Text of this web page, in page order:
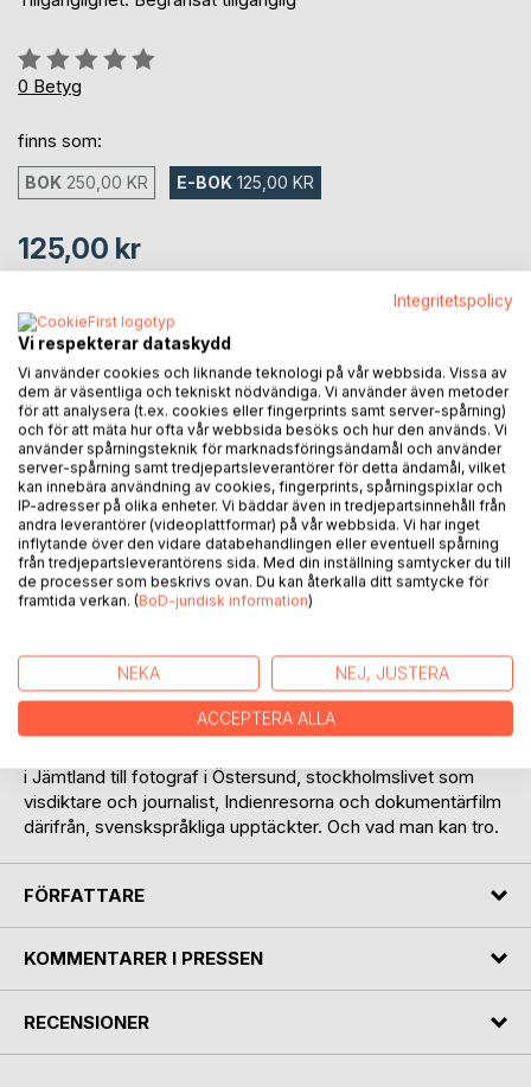
Betyg::
0%
0 Betyg
finns som:
BOK 250,00 KR E-BOK 125,00 KR
125,00 kr
LÄGG I KUNDVAGNEN
Lägg till i kom-ihåglista
Recensera titel
BESKRIVNING
Livsberättelse, indiska erfarenheter, språkfrågor. Det
i Jämtland till fotograf i Östersund, stockholmslivet som
visdiktare och journalist, Indienresorna och dokumentärfilm
därifrån, svenskspråkliga upptäckter. Och vad man kan tro.
FÖRFATTARE
KOMMENTARER I PRESSEN
RECENSIONER
Integritetspolicy
Vi respekterar dataskydd
Vi använder cookies och liknande teknologi på vår webbsida. Vissa av
dem är väsentliga och tekniskt nödvändiga. Vi använder även metoder
för att analysera (t.ex. cookies eller fingerprints samt server-spårning)
och för att mäta hur ofta vår webbsida besöks och hur den används. Vi
använder spårningsteknik för marknadsföringsändamål och använder
server-spårning samt tredjepartsleverantörer för detta ändamål, vilket
kan innebära användning av cookies, fingerprints, spårningspixlar och
IP-adresser på olika enheter. Vi bäddar även in tredjepartsinnehåll från
andra leverantörer (videoplattformar) på vår webbsida. Vi har inget
inflytande över den vidare databehandlingen eller eventuell spårning
från tredjepartsleverantörens sida. Med din inställning samtycker du till
de processer som beskrivs ovan. Du kan återkalla ditt samtycke för
framtida verkan. (BoD-juridisk information)
NEKA NEJ, JUSTERA
ACCEPTERA ALLA